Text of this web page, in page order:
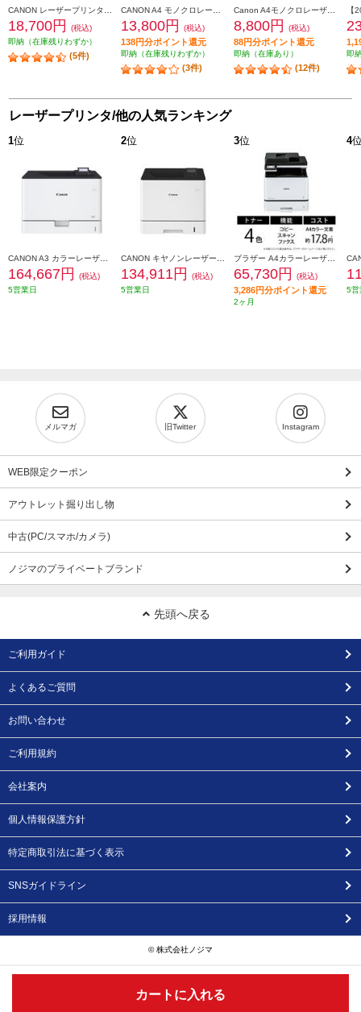
カートに入れる
18,700円
(税込)
即納（在庫残りわずか）
(5件)
13,800円 (税込)
138円分ポイント還元
即納（在庫残りわずか）
(3件)
8,800円 (税込)
88円分ポイント還元
即納（在庫あり）
(12件)
即
レーザープリンタ/他の人気ランキング
1位
164,667円
(税込)
5営業日
2位
134,911円
(税込)
5営業日
3位
65,730円 (税込)
3,286円分ポイント還元
2ヶ月
4
5営
メルマガ 旧Twitter Instagram
WEB限定クーポン
アウトレット掘り出し物
中古(PC/スマホ/カメラ)
ノジマのプライベートブランド
先頭へ戻る
ご利用ガイド
よくあるご質問
お問い合わせ
ご利用規約
会社案内
個人情報保護方針
特定商取引法に基づく表示
SNSガイドライン
採用情報
© 株式会社ノジマ